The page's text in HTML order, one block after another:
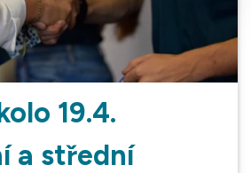
19.4.
a střední